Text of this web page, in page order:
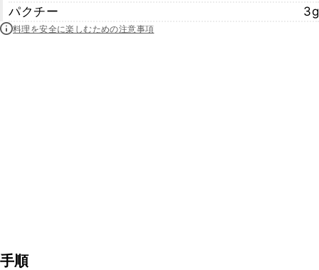
パクチー
3g
料理を安全に楽しむための注意事項
手順